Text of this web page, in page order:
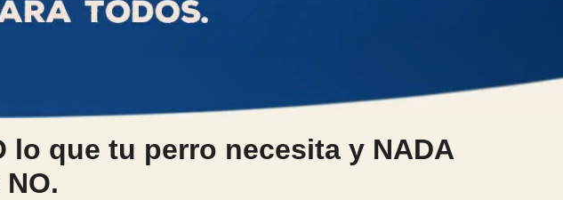
lo que tu perro necesita y NADA